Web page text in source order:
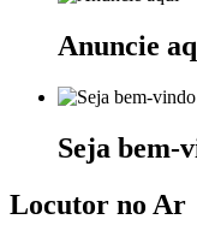
Anuncie
Seja bem-
Locutor no Ar